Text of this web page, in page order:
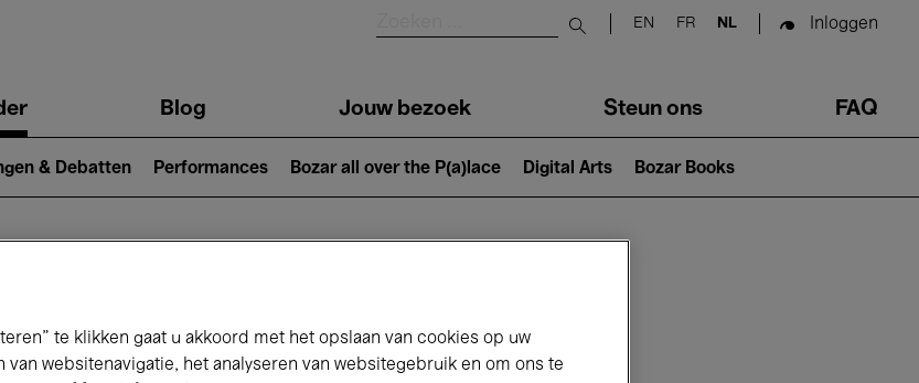
Submit search
EN FR NL Inloggen
Blog Jouw bezoek Steun ons FAQ
& Debatten Performances Bozar all over the P(a)lace Digital Arts Bozar Books
te klikken gaat u akkoord met het opslaan van cookies op uw
websitenavigatie, het analyseren van websitegebruik en om ons te